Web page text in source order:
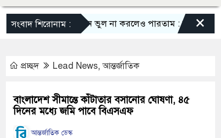
সংবাদ শিরোনাম :এমন ভুল না করলেও পারতাম : শাকিব খান×
প্রচ্ছদ Lead News,আন্তর্জাতিক
বাংলাদেশ সীমান্তে কাঁটাতার বসানোর ঘোষণা, ৪৫
দিনের মধ্যে জমি পাবে বিএসএফ
আন্তর্জাতিক ডেস্ক